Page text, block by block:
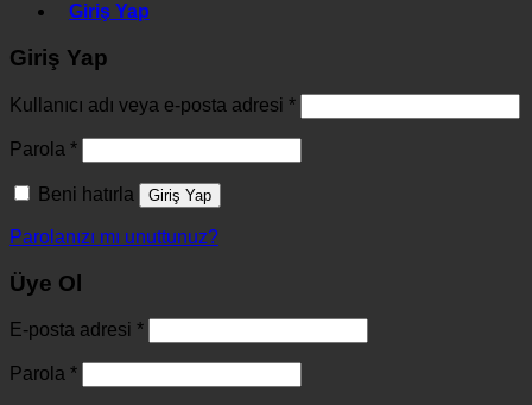
Giriş Yap
Giriş Yap
Kullanıcı adı veya e-posta adresi *
Parola *
Beni hatırla Giriş Yap
Parolanızı mı unuttunuz?
Üye Ol
E-posta adresi *
Parola *